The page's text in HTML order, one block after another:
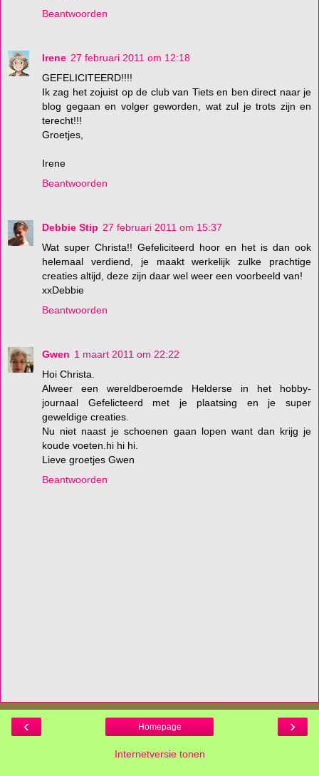
Beantwoorden
Irene 27 februari 2011 om 12:18
GEFELICITEERD!!!!
Ik zag het zojuist op de club van Tiets en ben direct naar je
blog gegaan en volger geworden, wat zul je trots zijn en
terecht!!!
Groetjes,
Irene
Beantwoorden
Debbie Stip 27 februari 2011 om 15:37
Wat super Christa!! Gefeliciteerd hoor en het is dan ook
helemaal verdiend, je maakt werkelijk zulke prachtige
creaties altijd, deze zijn daar wel weer een voorbeeld van!
xxDebbie
Beantwoorden
Gwen 1 maart 2011 om 22:22
Hoi Christa.
Alweer een wereldberoemde Helderse in het hobby-
journaal Gefelicteerd met je plaatsing en je super
geweldige creaties.
Nu niet naast je schoenen gaan lopen want dan krijg je
koude voeten.hi hi hi.
Lieve groetjes Gwen
Beantwoorden
‹ ›
Homepage
Internetversie tonen